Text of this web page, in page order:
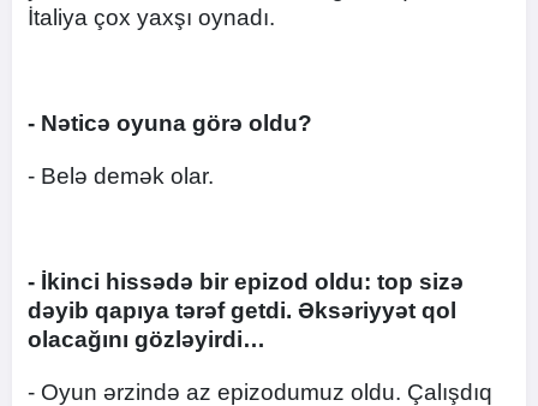
İtaliya çox yaxşı oynadı.
- Nəticə oyuna görə oldu?
- Belə demək olar.
- İkinci hissədə bir epizod oldu: top sizə
dəyib qapıya tərəf getdi. Əksəriyyət qol
olacağını gözləyirdi…
- Oyun ərzində az epizodumuz oldu. Çalışdıq